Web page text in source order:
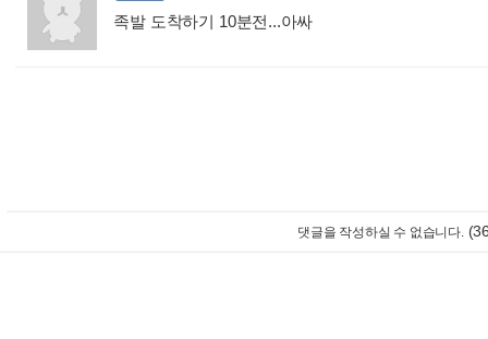
족발 도착하기 10분전...아싸
댓글을 작성하실 수 없습니다.